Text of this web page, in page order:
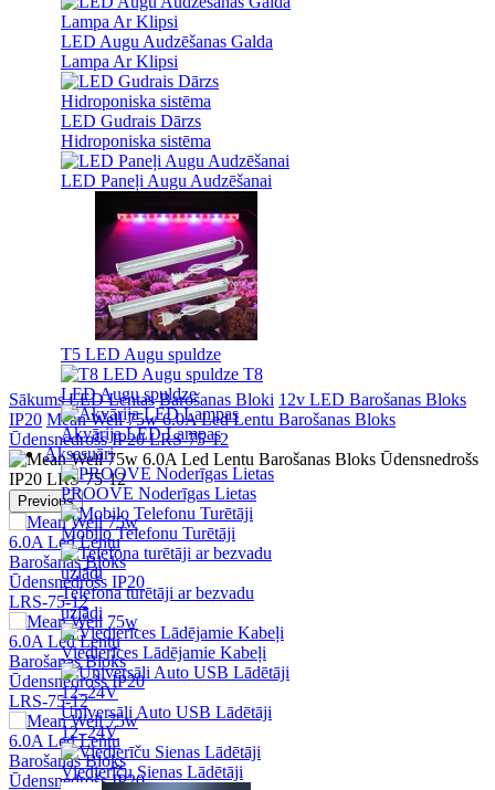
LED Augu Audzēšanas Galda
Lampa Ar Klipsi
LED Gudrais Dārzs
Hidroponiska sistēma
LED Paneļi Augu Audzēšanai
T5 LED Augu spuldze
T8
LED Augu spuldze
Akvārija LED Lampas
Aksesuāri
PROOVE Noderīgas Lietas
Mobilo Telefonu Turētāji
Telefona turētāji ar bezvadu
uzlādi
Viedierīces Lādējamie Kabeļi
Universāli Auto USB Lādētāji
12–24V
Viedierīču Sienas Lādētāji
Sākums LED Lentas Barošanas Bloki 12v LED Barošanas Bloks
IP20 Mean Well 75w 6.0A Led Lentu Barošanas Bloks
Ūdensnedrošs IP20 LRS-75-12
Previous